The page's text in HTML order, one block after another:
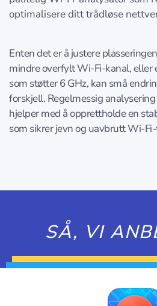
optimalisere ditt trådløse
Enten det er å justere
mindre overfylt Wi-Fi-kanal, eller
som støtter 6 GHz, kan små
forskjell. Regelmessig
hjelper med å opprettholde en
som sikrer jevn og uavbrutt Wi-
SÅ, VI